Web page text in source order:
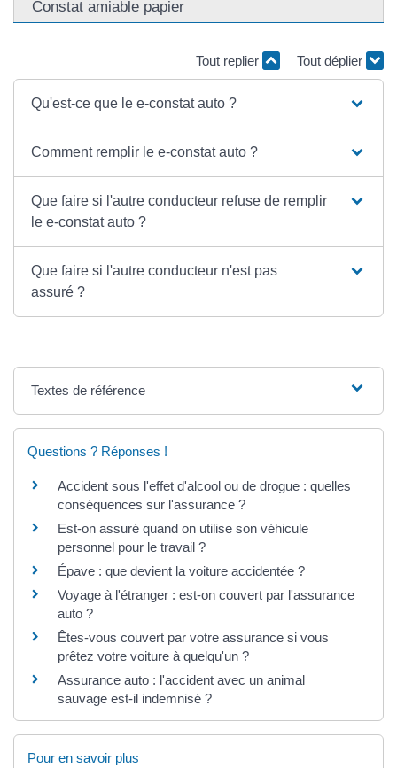
Constat amiable papier
Tout replier Tout déplier
Qu'est-ce que le e-constat auto ?
Comment remplir le e-constat auto ?
Que faire si l'autre conducteur refuse de remplir
le e-constat auto ?
Que faire si l'autre conducteur n'est pas
assuré ?
Textes de référence
Questions ? Réponses !
Accident sous l'effet d'alcool ou de drogue : quelles
conséquences sur l'assurance ?
Est-on assuré quand on utilise son véhicule
personnel pour le travail ?
Épave : que devient la voiture accidentée ?
Voyage à l'étranger : est-on couvert par l'assurance
auto ?
Êtes-vous couvert par votre assurance si vous
prêtez votre voiture à quelqu'un ?
Assurance auto : l'accident avec un animal
sauvage est-il indemnisé ?
Pour en savoir plus